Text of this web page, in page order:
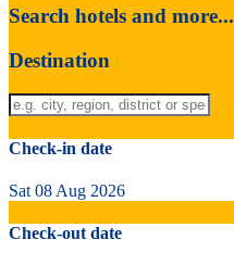
Search hotels and more...
Destination
Check-in date
Sat 08 Aug 2026
Check-out date